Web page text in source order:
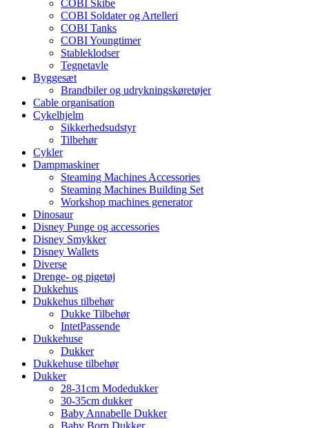
COBI Skibe
COBI Soldater og Artelleri
COBI Tanks
COBI Youngtimer
Stableklodser
Tegnetavle
Byggesæt
Brandbiler og udrykningskøretøjer
Cable organisation
Cykelhjelm
Sikkerhedsudstyr
Tilbehør
Cykler
Dampmaskiner
Steaming Machines Accessories
Steaming Machines Building Set
Workshop machines generator
Dinosaur
Disney Punge og accessories
Disney Smykker
Disney Wallets
Diverse
Drenge- og pigetøj
Dukkehus
Dukkehus tilbehør
Dukke Tilbehør
IntetPassende
Dukkehuse
Dukker
Dukkehuse tilbehør
Dukker
28-31cm Modedukker
30-35cm dukker
Baby Annabelle Dukker
Baby Born Dukker